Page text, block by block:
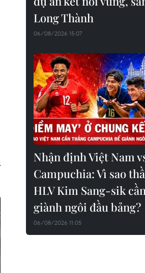
Long Thành
06/08/2026 15:07
Nhận định Việt Nam
Campuchia: Vì sao
HLV Kim Sang-sik
giành ngôi đầu bảng?
06/08/2026 11:05